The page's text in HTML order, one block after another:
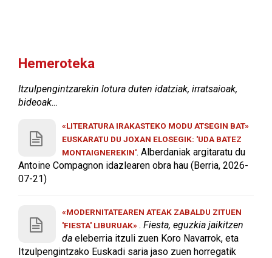
Hemeroteka
Itzulpengintzarekin lotura duten idatziak, irratsaioak,
bideoak…
«LITERATURA IRAKASTEKO MODU ATSEGIN BAT»
EUSKARATU DU JOXAN ELOSEGIK: 'UDA BATEZ
MONTAIGNEREKIN'. Alberdaniak argitaratu du
Antoine Compagnon idazlearen obra hau (Berria, 2026-
07-21)
«MODERNITATEAREN ATEAK ZABALDU ZITUEN
'FIESTA' LIBURUAK» . Fiesta, eguzkia jaikitzen
da eleberria itzuli zuen Koro Navarrok, eta
Itzulpengintzako Euskadi saria jaso zuen horregatik